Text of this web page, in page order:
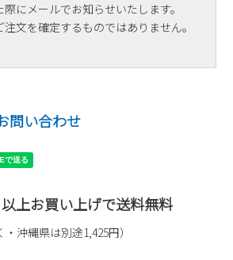
にメールでお知らせいたします。
文を確定するものではありません。
問い合わせ
上お買い上げで送料無料
・沖縄県は別途1,425円）